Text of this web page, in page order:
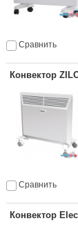
Сравнить
Конвектор
Сравнить
Конвектор